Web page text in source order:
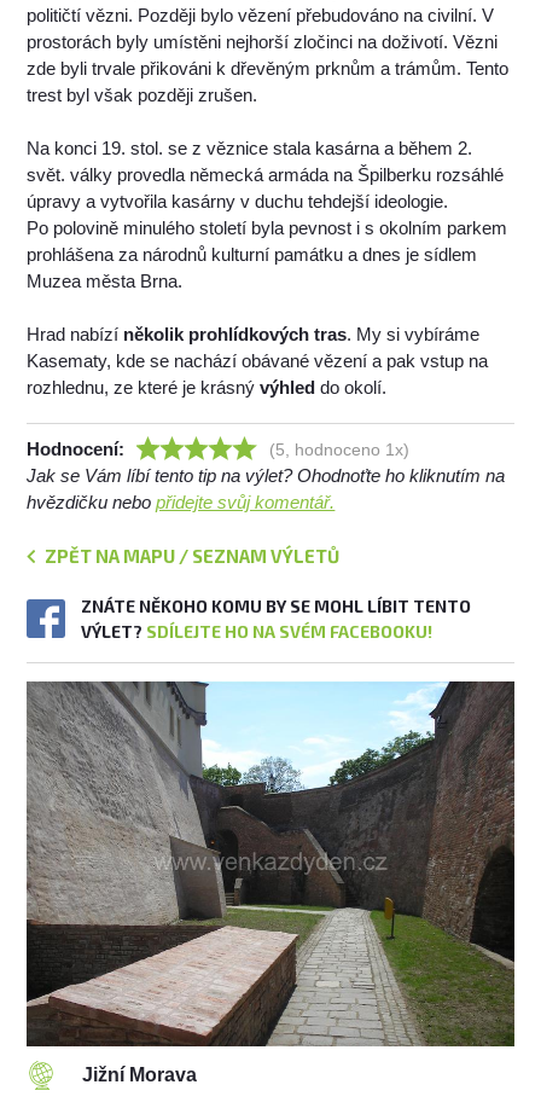
političtí vězni. Později bylo vězení přebudováno na civilní. V
prostorách byly umístěni nejhorší zločinci na doživotí. Vězni
zde byli trvale přikováni k dřevěným prknům a trámům. Tento
trest byl však později zrušen.
Na konci 19. stol. se z věznice stala kasárna a během 2.
svět. války provedla německá armáda na Špilberku rozsáhlé
úpravy a vytvořila kasárny v duchu tehdejší ideologie.
Po polovině minulého století byla pevnost i s okolním parkem
prohlášena za národnů kulturní památku a dnes je sídlem
Muzea města Brna.
Hrad nabízí několik prohlídkových tras. My si vybíráme
Kasematy, kde se nachází obávané vězení a pak vstup na
rozhlednu, ze které je krásnývýhled do okolí.
Hodnocení: (5, hodnoceno 1x)
Jak se Vám líbí tento tip na výlet? Ohodnoťte ho kliknutím na
hvězdičku nebopřidejte svůj komentář.
ZPĚT NA MAPU / SEZNAM VÝLETŮ
ZNÁTE NĚKOHO KOMU BY SE MOHL LÍBIT TENTO
VÝLET? SDÍLEJTE HO NA SVÉM FACEBOOKU!
Jižní Morava